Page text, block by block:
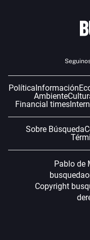
PolíticaInformación
Ambiente
Financial times
Sobre Búsqueda
Pablo de
Copyright